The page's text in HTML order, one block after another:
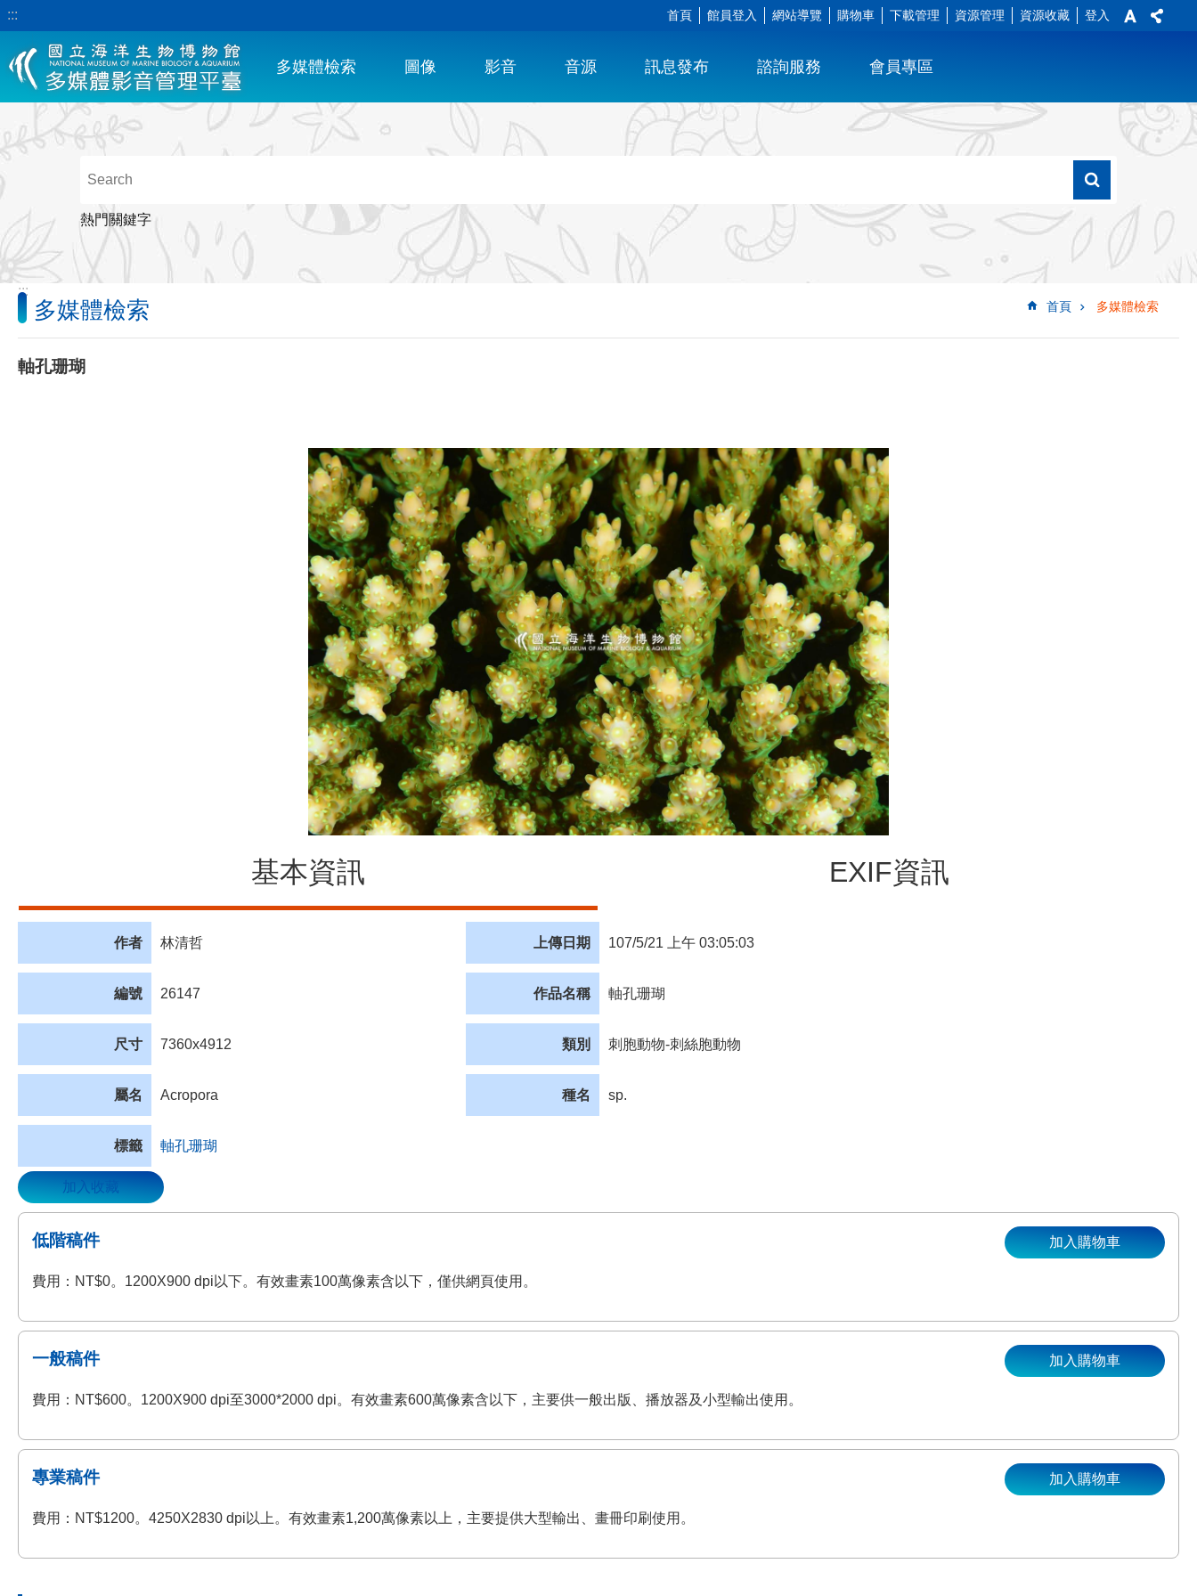
跳到主要內容區塊
::: 首頁 館員登入 網站導覽 購物車 下載管理 資源管理 資源收藏 登入
多媒體檢索 圖像 影音 音源 訊息發布 諮詢服務 會員專區
熱門關鍵字
:::
首頁 多媒體檢索
多媒體檢索
軸孔珊瑚
基本資訊 EXIF資訊
作者 林清哲 上傳日期 107/5/21 上午 03:05:03
編號 26147 作品名稱 軸孔珊瑚
尺寸 7360x4912 類別 刺胞動物-刺絲胞動物
屬名 Acropora 種名 sp.
標籤 軸孔珊瑚
加入收藏
低階稿件
費用：NT$0。1200X900 dpi以下。有效畫素100萬像素含以下，僅供網頁使用。
加入購物車
一般稿件
費用：NT$600。1200X900 dpi至3000*2000 dpi。有效畫素600萬像素含以下，主要供一般出版、播放器及小型輸出使用。
加入購物車
專業稿件
費用：NT$1200。4250X2830 dpi以上。有效畫素1,200萬像素以上，主要提供大型輸出、畫冊印刷使用。
加入購物車